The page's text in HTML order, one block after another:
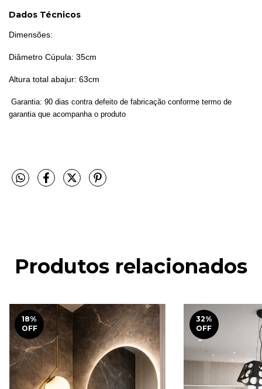
Dados Técnicos
Dimensões:
Diâmetro Cúpula: 35cm
Altura total abajur: 63cm
Garantia: 90 dias contra defeito de fabricação conforme termo de
garantia que acompanha o produto
Produtos relacionados
18%
OFF
32%
OFF